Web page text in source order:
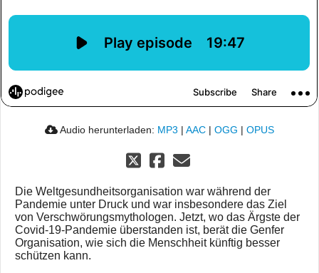
Audio herunterladen: MP3 | AAC | OGG | OPUS
Die Weltgesundheitsorganisation war während der
Pandemie unter Druck und war insbesondere das Ziel
von Verschwörungsmythologen. Jetzt, wo das Ärgste der
Covid-19-Pandemie überstanden ist, berät die Genfer
Organisation, wie sich die Menschheit künftig besser
schützen kann.